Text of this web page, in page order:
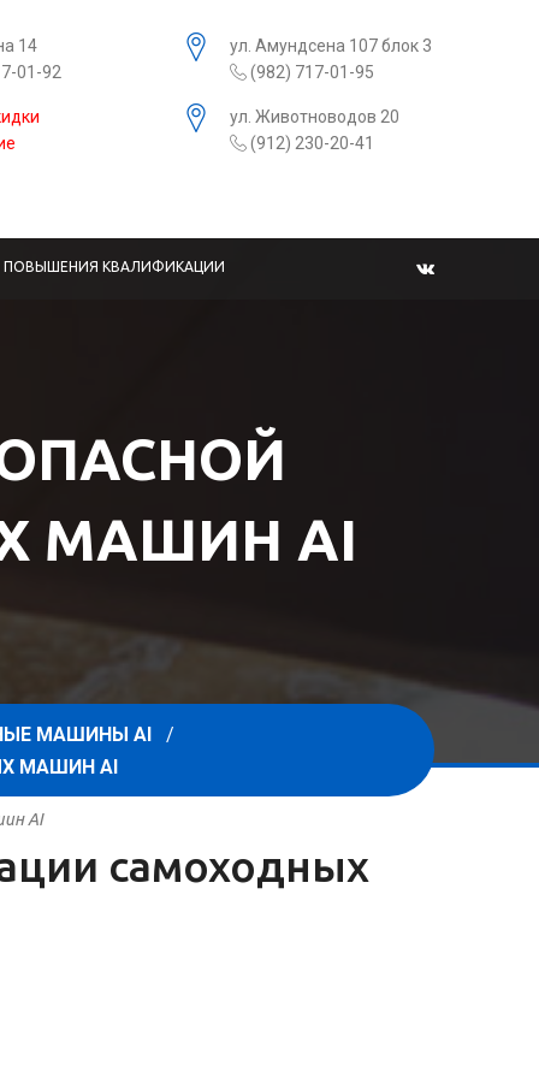
14
01-92
ул. Амундсена 107 блок 3
(982) 717-01-95
ул. Животноводов 20
(912) 230-20-41
ПОВЫШЕНИЯ КВАЛИФИКАЦИИ
МАШИН AI
МАШИНЫ AI
МАШИН AI
AI
самоходных